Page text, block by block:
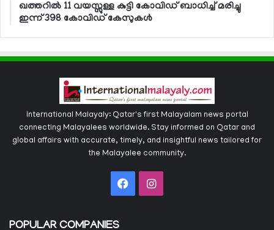
ഖത്തറില്‍ 11 വയസ്സുള്ള കുട്ടി കോവിഡ് ബാധിച്ച് മരിച്ചു
ഇന്ന് 398 കോവിഡ് കേസുകള്‍
International Malayaly: Qatar's first Malayalam news portal
connecting Malayalees worldwide. Stay informed on Qatar and
global affairs with accurate, timely, and insightful news tailored for
the Malayalee community.
FacebookInstagram
POPULAR COMPANIES